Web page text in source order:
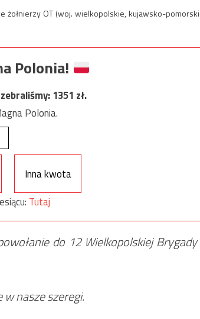
żołnierzy OT (woj. wielkopolskie, kujawsko-
Polonia!
zebraliśmy:1351 zł.
Polonia.
Inna kwota
Tutaj
do 12 Wielkopolskiej Brygady
nasze szeregi.